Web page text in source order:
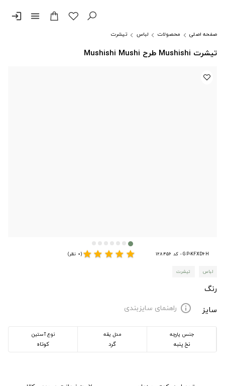
menu
login
صفحه اصلی محصولات لباس تیشرت
تیشرت Mushishi طرح Mushishi Mushi
GP-KFXD6H - کد 128456 star
star
star
star
star(0 نظر)
لباس تیشرت
رنگ
سایز
info راهنمای سایزبندی
جنس پارچه
نخ پنبه
مدل یقه
گرد
نوع آستین
کوتاه